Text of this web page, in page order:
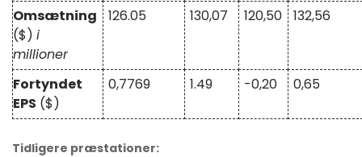
Omsætning
($) i
millioner
126.05 130,07 120,50 132,56
Fortyndet
EPS ($)
0,7769 1.49 -0,20 0,65
Tidligere præstationer: